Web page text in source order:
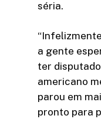
séria.
a gente
ter
americano
parou em
pronto para